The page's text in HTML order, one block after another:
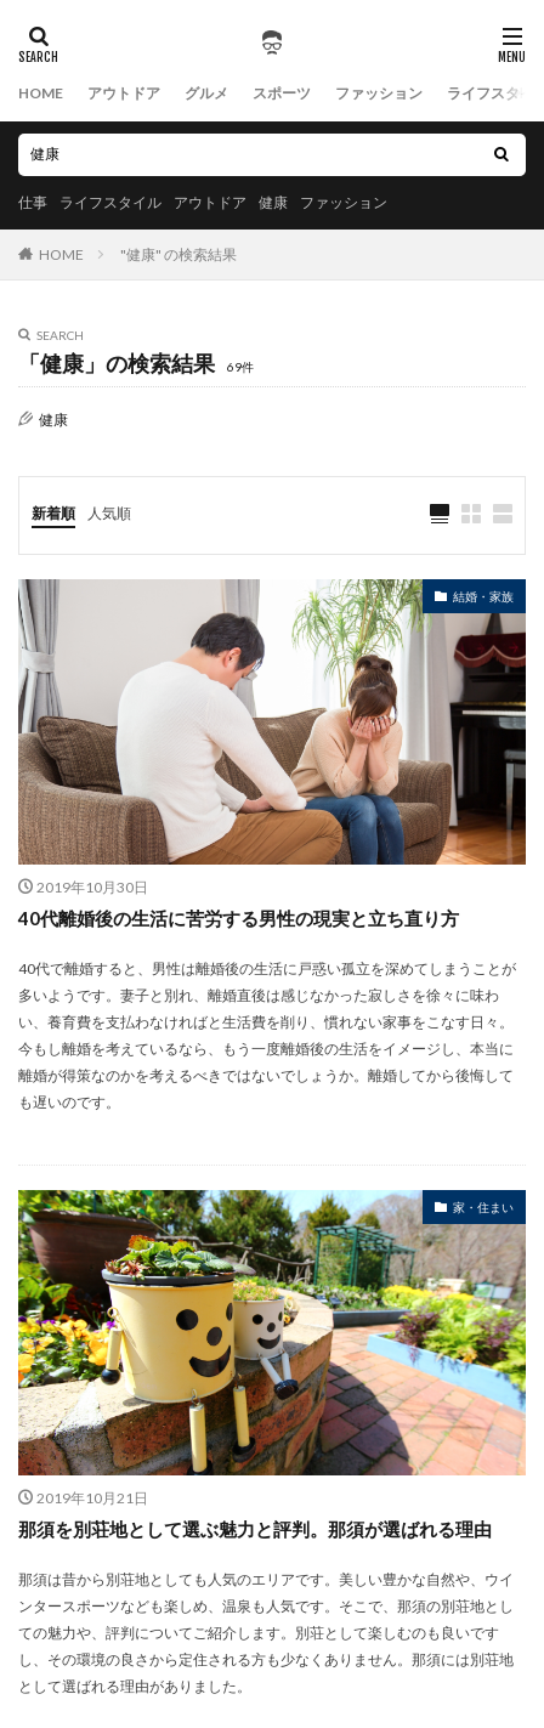
HOME アウトドア グルメ スポーツ ファッション ライフスタイ
仕事 ライフスタイル アウトドア 健康 ファッション
HOME "健康" の検索結果
SEARCH
「健康」の検索結果 69件
健康
新着順 人気順
結婚・家族
2019年10月30日
40代離婚後の生活に苦労する男性の現実と立ち直り方
40代で離婚すると、男性は離婚後の生活に戸惑い孤立を深めてしまうことが
多いようです。妻子と別れ、離婚直後は感じなかった寂しさを徐々に味わ
い、養育費を支払わなければと生活費を削り、慣れない家事をこなす日々。
今もし離婚を考えているなら、もう一度離婚後の生活をイメージし、本当に
離婚が得策なのかを考えるべきではないでしょうか。離婚してから後悔して
も遅いのです。
家・住まい
2019年10月21日
那須を別荘地として選ぶ魅力と評判。那須が選ばれる理由
那須は昔から別荘地としても人気のエリアです。美しい豊かな自然や、ウイ
ンタースポーツなども楽しめ、温泉も人気です。そこで、那須の別荘地とし
ての魅力や、評判についてご紹介します。別荘として楽しむのも良いです
し、その環境の良さから定住される方も少なくありません。那須には別荘地
として選ばれる理由がありました。